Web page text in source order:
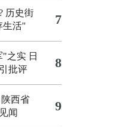
历史街
生活"
7
"之实 日
批评
8
西省
闻
9